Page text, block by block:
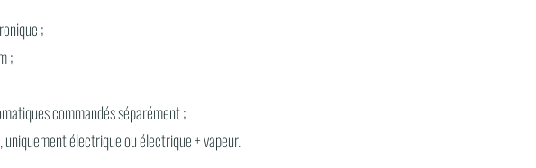
;
;
commandés séparément ;
électrique ou électrique + vapeur.